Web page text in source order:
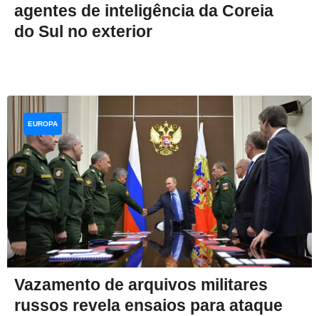
agentes de inteligência da Coreia
do Sul no exterior
Vazamento de arquivos militares
russos revela ensaios para ataque
EUROPA